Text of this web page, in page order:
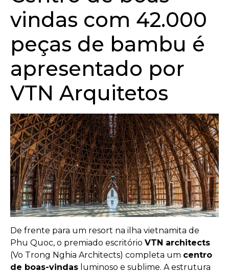
vindas com 42.000
peças de bambu é
apresentado por
VTN Arquitetos
De frente para um resort na ilha vietnamita de
Phu Quoc, o premiado escritório VTN architects
(Vo Trong Nghia Architects) completa um centro
de boas-vindas luminoso e sublime. A estrutura